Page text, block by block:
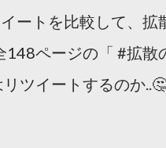
ートを比較して、拡
ページの「 #拡散
ツイートするのか